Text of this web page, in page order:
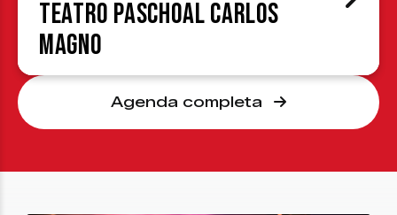
Teatro Paschoal Carlos
Magno
Agenda completa